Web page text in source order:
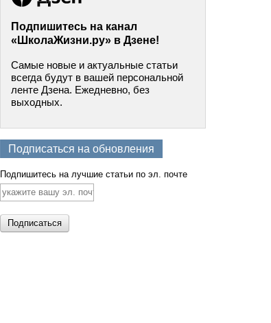
Подпишитесь на канал
«ШколаЖизни.ру» в Дзене!
Самые новые и актуальные статьи
всегда будут в вашей персональной
ленте Дзена. Ежедневно, без
выходных.
Подписаться на обновления
Подпишитесь на лучшие статьи по эл. почте